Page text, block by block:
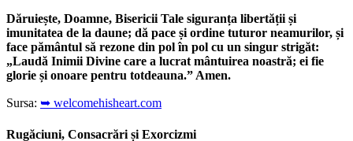
Dăruiește, Doamne, Bisericii Tale siguranța libertății și
imunitatea de la daune; dă pace și ordine tuturor neamurilor, și
face pământul să rezone din pol în pol cu un singur strigăt:
„Laudă Inimii Divine care a lucrat mântuirea noastră; ei fie
glorie și onoare pentru totdeauna.” Amen.
Sursa: ➥ welcomehisheart.com
Rugăciuni, Consacrări și Exorcizmi